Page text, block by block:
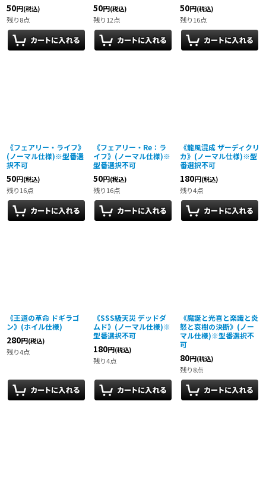
50円(税込)
残り8点
50円(税込)
残り12点
50円(税込)
残り16点
《フェアリー・ライフ》
(ノーマル仕様)※型番選
択不可
50円(税込)
残り16点
《フェアリー・Re：ラ
イフ》(ノーマル仕様)※
型番選択不可
50円(税込)
残り16点
《龍風混成 ザーディクリ
カ》(ノーマル仕様)※型
番選択不可
180円(税込)
残り4点
《王道の革命 ドギラゴ
ン》(ホイル仕様)
280円(税込)
残り4点
《SSS級天災 デッドダ
ムド》(ノーマル仕様)※
型番選択不可
180円(税込)
残り4点
《魔誕と光喜と楽識と炎
怒と哀樹の決断》(ノー
マル仕様)※型番選択不
可
80円(税込)
残り8点